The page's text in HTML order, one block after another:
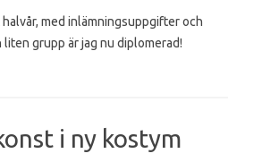
med inlämningsuppgifter och
grupp är jag nu diplomerad!
i ny kostym